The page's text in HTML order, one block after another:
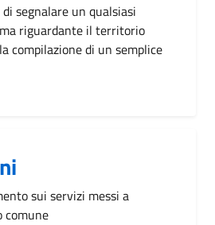
segnalare un qualsiasi
riguardante il territorio
compilazione di un semplice
sui servizi messi a
comune